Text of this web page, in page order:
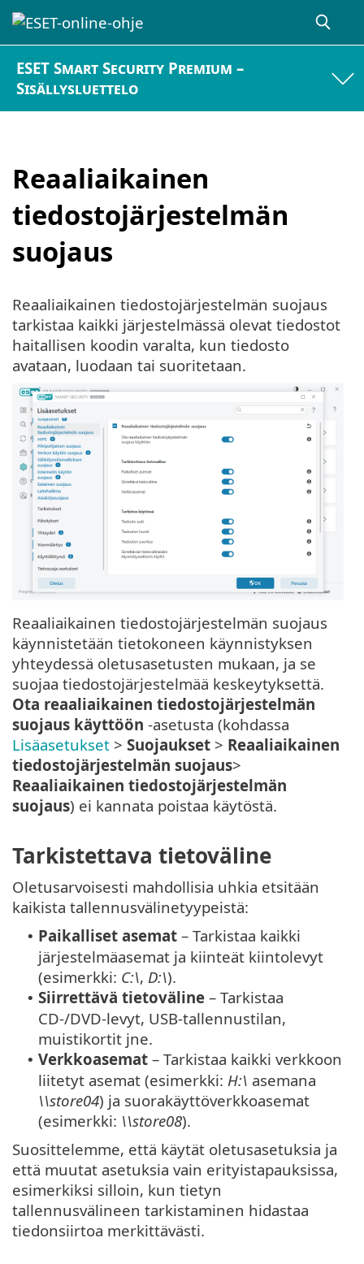
ESET Smart Security Premium –
Sisällysluettelo
Reaaliaikainen
tiedostojärjestelmän
suojaus
Reaaliaikainen tiedostojärjestelmän suojaus
tarkistaa kaikki järjestelmässä olevat tiedostot
haitallisen koodin varalta, kun tiedosto
avataan, luodaan tai suoritetaan.
Reaaliaikainen tiedostojärjestelmän suojaus
käynnistetään tietokoneen käynnistyksen
yhteydessä oletusasetusten mukaan, ja se
suojaa tiedostojärjestelmää keskeytyksettä.
Ota reaaliaikainen tiedostojärjestelmän
suojaus käyttöön -asetusta (kohdassa
Lisäasetukset > Suojaukset > Reaaliaikainen
tiedostojärjestelmän suojaus>
Reaaliaikainen tiedostojärjestelmän
suojaus) ei kannata poistaa käytöstä.
Tarkistettava tietoväline
Oletusarvoisesti mahdollisia uhkia etsitään
kaikista tallennusvälinetyypeistä:
• Paikalliset asemat – Tarkistaa kaikki
järjestelmäasemat ja kiinteät kiintolevyt
(esimerkki: C:\, D:\).
• Siirrettävä tietoväline – Tarkistaa
CD-/DVD-levyt, USB-tallennustilan,
muistikortit jne.
• Verkkoasemat – Tarkistaa kaikki verkkoon
liitetyt asemat (esimerkki: H:\ asemana
\\store04) ja suorakäyttöverkkoasemat
(esimerkki: \\store08).
Suosittelemme, että käytät oletusasetuksia ja
että muutat asetuksia vain erityistapauksissa,
esimerkiksi silloin, kun tietyn
tallennusvälineen tarkistaminen hidastaa
tiedonsiirtoa merkittävästi.